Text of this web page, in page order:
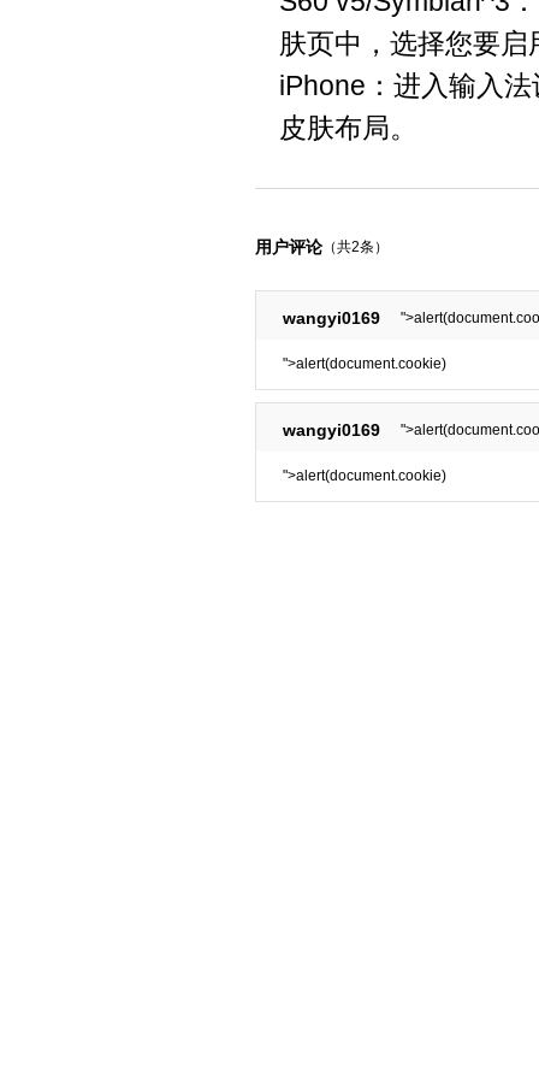
肤页中，选择您要
iPhone：进入输入
皮肤布局。
用户评论 （共2条）
wangyi0169
">alert(document.cookie)
wangyi0169
">alert(document.cookie)